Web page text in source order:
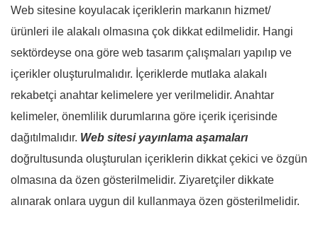
Web sitesine koyulacak içeriklerin markanın hizmet/
ürünleri ile alakalı olmasına çok dikkat edilmelidir. Hangi
sektördeyse ona göre web tasarım çalışmaları yapılıp ve
içerikler oluşturulmalıdır. İçeriklerde mutlaka alakalı
rekabetçi anahtar kelimelere yer verilmelidir. Anahtar
kelimeler, önemlilik durumlarına göre içerik içerisinde
dağıtılmalıdır. Web sitesi yayınlama aşamaları
doğrultusunda oluşturulan içeriklerin dikkat çekici ve özgün
olmasına da özen gösterilmelidir. Ziyaretçiler dikkate
alınarak onlara uygun dil kullanmaya özen gösterilmelidir.